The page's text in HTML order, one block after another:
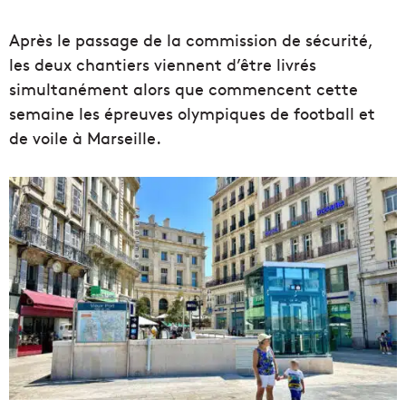
Après le passage de la commission de sécurité,
les deux chantiers viennent d’être livrés
simultanément alors que commencent cette
semaine les épreuves olympiques de football et
de voile à Marseille.